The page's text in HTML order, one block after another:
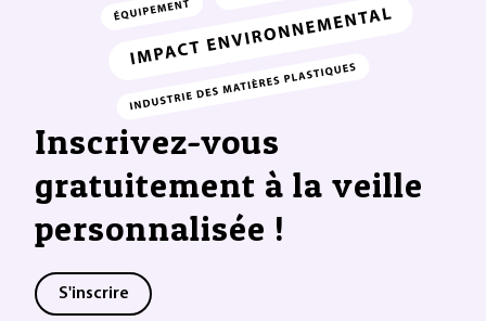
Inscrivez-vous
gratuitement à la veille
personnalisée !
S'inscrire